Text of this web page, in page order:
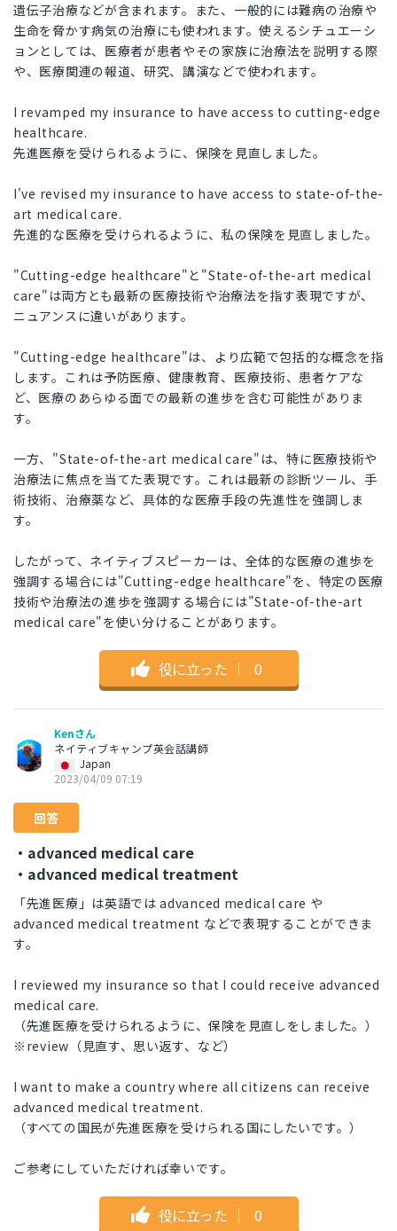
遺伝子治療などが含まれます。また、一般的には難病の治療や
生命を脅かす病気の治療にも使われます。使えるシチュエーシ
ョンとしては、医療者が患者やその家族に治療法を説明する際
や、医療関連の報道、研究、講演などで使われます。
I revamped my insurance to have access to cutting-edge
healthcare.
先進医療を受けられるように、保険を見直しました。
I've revised my insurance to have access to state-of-the-
art medical care.
先進的な医療を受けられるように、私の保険を見直しました。
"Cutting-edge healthcare"と"State-of-the-art medical
care"は両方とも最新の医療技術や治療法を指す表現ですが、
ニュアンスに違いがあります。
"Cutting-edge healthcare"は、より広範で包括的な概念を指
します。これは予防医療、健康教育、医療技術、患者ケアな
ど、医療のあらゆる面での最新の進歩を含む可能性がありま
す。
一方、"State-of-the-art medical care"は、特に医療技術や
治療法に焦点を当てた表現です。これは最新の診断ツール、手
術技術、治療薬など、具体的な医療手段の先進性を強調しま
す。
したがって、ネイティブスピーカーは、全体的な医療の進歩を
強調する場合には"Cutting-edge healthcare"を、特定の医療
技術や治療法の進歩を強調する場合には"State-of-the-art
medical care"を使い分けることがあります。
役に立った ｜ 0
Kenさん
ネイティブキャンプ英会話講師
Japan
2023/04/09 07:19
回答
・advanced medical care
・advanced medical treatment
「先進医療」は英語では advanced medical care や
advanced medical treatment などで表現することができま
す。
I reviewed my insurance so that I could receive advanced
medical care.
（先進医療を受けられるように、保険を見直しをしました。）
※review（見直す、思い返す、など）
I want to make a country where all citizens can receive
advanced medical treatment.
（すべての国民が先進医療を受けられる国にしたいです。）
ご参考にしていただければ幸いです。
役に立った ｜ 0